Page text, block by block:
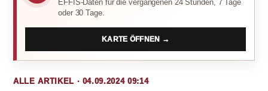
EFFIS-Daten für die vergangenen 24 Stunden, 7 Tage
oder 30 Tage.
KARTE ÖFFNEN →
ALLE ARTIKEL · 04.09.2024 09:14